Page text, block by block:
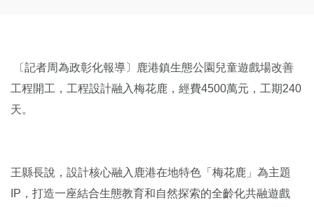
〔記者周為政彰化報導〕鹿港鎮生態公園兒童遊戲場改善
工程開工，工程設計融入梅花鹿，經費4500萬元，工期240
天。
王縣長說，設計核心融入鹿港在地特色「梅花鹿」為主題
IP，打造一座結合生態教育和自然探索的全齡化共融遊戲